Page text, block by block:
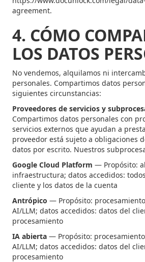
agreement.
4. CÓMO
LOS DATOS
No vendemos, alquilamos ni
personales. Compartimos datos
siguientes circunstancias:
Proveedores de servicios y
Compartimos datos personales con
servicios externos que ayudan a
proveedor está sujeto a obligaciones
datos por escrito. Nuestros
Google Cloud Platform — Propósito:
infraestructura; datos accedidos:
cliente y los datos de la cuenta
Antrópico — Propósito:
AI/LLM; datos accedidos: datos del
procesamiento
IA abierta — Propósito:
AI/LLM; datos accedidos: datos del
procesamiento